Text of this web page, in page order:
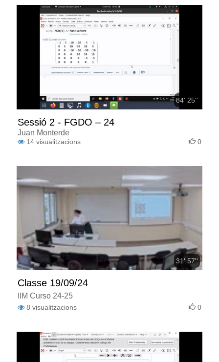
84' 25''
Sessió 2 - FGDO – 24
Juan Monterde
14 visualitzacions 0
31' 57''
Classe 19/09/24
IIM Curso 24-25
8 visualitzacions 0